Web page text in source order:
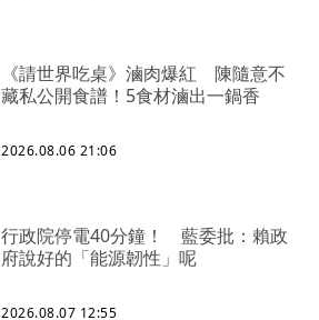
《請世界吃桌》滷肉爆紅 陳隨意不
藏私公開食譜！5食材滷出一鍋香
2026.08.06 21:06
行政院停電40分鐘！ 藍委批：賴政
府說好的「能源韌性」呢
2026.08.07 12:55